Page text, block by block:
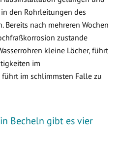
den Rohrleitungen des
Bereits nach mehreren Wochen
zustande
kleine Löcher, führt
im
führt im schlimmsten Falle zu
Becheln gibt es vier